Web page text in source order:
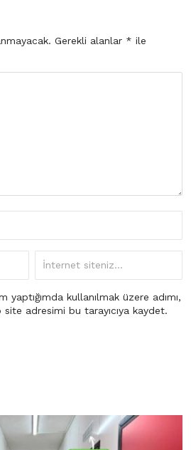
Gerekli alanlar * ile
kullanılmak üzere adımı,
adresimi bu tarayıcıya kaydet.